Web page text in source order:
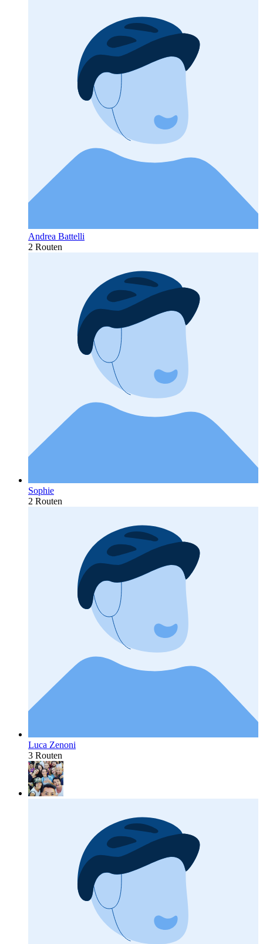
Andrea Battelli
2 Routen
Sophie
2 Routen
Luca Zenoni
3 Routen